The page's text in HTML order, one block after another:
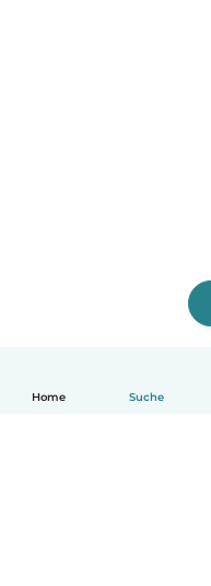
Home Suche